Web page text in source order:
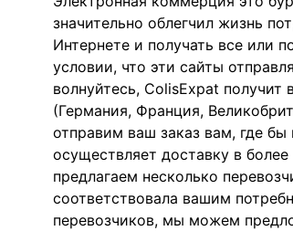
значительно облегчил жизнь
Интернете и получать все или
условии, что эти сайты
волнуйтесь, ColisExpat
(Германия, Франция,
отправим ваш заказ вам, где
осуществляет доставку в
предлагаем несколько
соответствовала вашим
перевозчиков, мы можем